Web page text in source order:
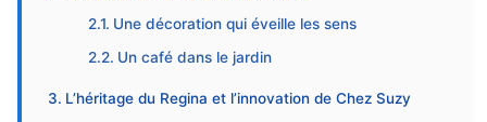
Une décoration qui éveille les sens
Un café dans le jardin
L’héritage du Regina et l’innovation de Chez Suzy